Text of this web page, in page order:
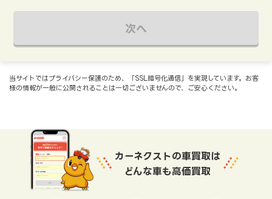
次へ
当サイトではプライバシー保護のため、「SSL暗号化通信」を実現しています。お客
様の情報が一般に公開されることは一切ございませんので、ご安心ください。
カーネクストの車買取は
どんな車も高価買取